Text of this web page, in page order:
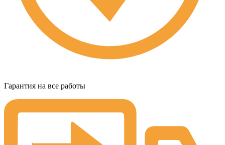
Гарантия на все работы